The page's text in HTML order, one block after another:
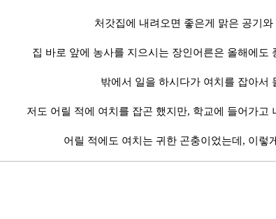
처갓집에 내려오면 좋은게 맑은 공기
집 바로 앞에 농사를 지으시는 장인어른은 올해에도
밖에서 일을 하시다가 여치를 잡아서
저도 어릴 적에 여치를 잡곤 했지만, 학교에 들어가고
어릴 적에도 여치는 귀한 곤충이었는데, 이렇